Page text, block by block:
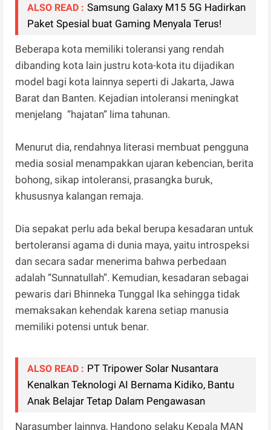
ALSO READ : Samsung Galaxy M15 5G Hadirkan
Paket Spesial buat Gaming Menyala Terus!
Beberapa kota memiliki toleransi yang rendah
dibanding kota lain justru kota-kota itu dijadikan
model bagi kota lainnya seperti di Jakarta, Jawa
Barat dan Banten. Kejadian intoleransi meningkat
menjelang “hajatan” lima tahunan.
Menurut dia, rendahnya literasi membuat pengguna
media sosial menampakkan ujaran kebencian, berita
bohong, sikap intoleransi, prasangka buruk,
khususnya kalangan remaja.
Dia sepakat perlu ada bekal berupa kesadaran untuk
bertoleransi agama di dunia maya, yaitu introspeksi
dan secara sadar menerima bahwa perbedaan
adalah “Sunnatullah”. Kemudian, kesadaran sebagai
pewaris dari Bhinneka Tunggal Ika sehingga tidak
memaksakan kehendak karena setiap manusia
memiliki potensi untuk benar.
ALSO READ : PT Tripower Solar Nusantara
Kenalkan Teknologi AI Bernama Kidiko, Bantu
Anak Belajar Tetap Dalam Pengawasan
Narasumber lainnya, Handono selaku Kepala MAN